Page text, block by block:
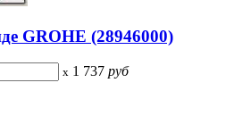
GROHE (28946000)
x 1 737 руб